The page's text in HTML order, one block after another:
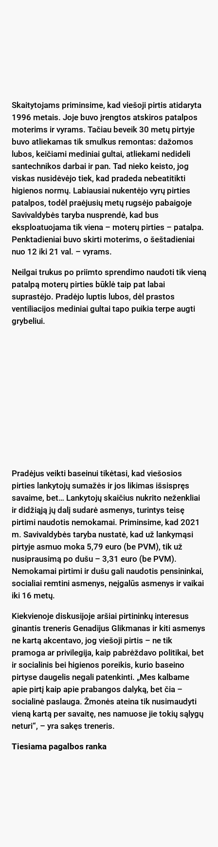
Skaitytojams priminsime, kad viešoji pirtis atidaryta
1996 metais. Joje buvo įrengtos atskiros patalpos
moterims ir vyrams. Tačiau beveik 30 metų pirtyje
buvo atliekamas tik smulkus remontas: dažomos
lubos, keičiami mediniai gultai, atliekami nedideli
santechnikos darbai ir pan. Tad nieko keisto, jog
viskas nusidėvėjo tiek, kad pradeda nebeatitikti
higienos normų. Labiausiai nukentėjo vyrų pirties
patalpos, todėl praėjusių metų rugsėjo pabaigoje
Savivaldybės taryba nusprendė, kad bus
eksploatuojama tik viena – moterų pirties – patalpa.
Penktadieniai buvo skirti moterims, o šeštadieniai
nuo 12 iki 21 val. – vyrams.
Neilgai trukus po priimto sprendimo naudoti tik vieną
patalpą moterų pirties būklė taip pat labai
suprastėjo. Pradėjo luptis lubos, dėl prastos
ventiliacijos mediniai gultai tapo puikia terpe augti
grybeliui.
Pradėjus veikti baseinui tikėtasi, kad viešosios
pirties lankytojų sumažės ir jos likimas išsispręs
savaime, bet… Lankytojų skaičius nukrito neženkliai
ir didžiąją jų dalį sudarė asmenys, turintys teisę
pirtimi naudotis nemokamai. Priminsime, kad 2021
m. Savivaldybės taryba nustatė, kad už lankymąsi
pirtyje asmuo moka 5,79 euro (be PVM), tik už
nusiprausimą po dušu – 3,31 euro (be PVM).
Nemokamai pirtimi ir dušu gali naudotis pensininkai,
socialiai remtini asmenys, neįgalūs asmenys ir vaikai
iki 16 metų.
Kiekvienoje diskusijoje aršiai pirtininkų interesus
ginantis treneris Genadijus Glikmanas ir kiti asmenys
ne kartą akcentavo, jog viešoji pirtis – ne tik
pramoga ar privilegija, kaip pabrėždavo politikai, bet
ir socialinis bei higienos poreikis, kurio baseino
pirtyse daugelis negali patenkinti. „Mes kalbame
apie pirtį kaip apie prabangos dalyką, bet čia –
socialinė paslauga. Žmonės ateina tik nusimaudyti
vieną kartą per savaitę, nes namuose jie tokių sąlygų
neturi“, – yra sakęs treneris.
Tiesiama pagalbos ranka